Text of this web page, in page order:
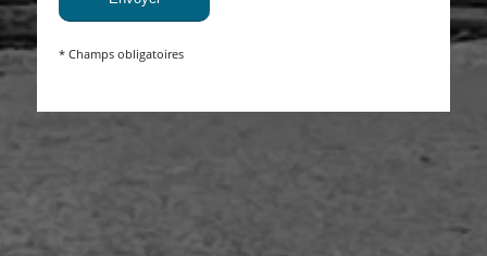
* Champs obligatoires